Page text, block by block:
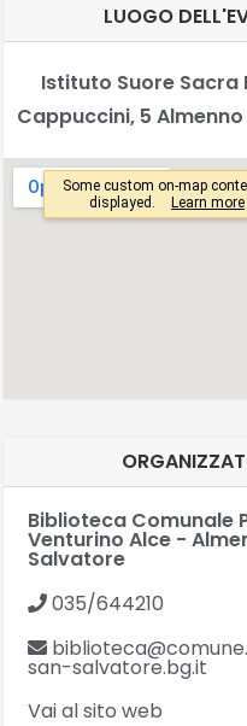
LUOGO
Istituto Suore Sacra
Cappuccini, 5
Biblioteca Comunale
Venturino Alce -
Salvatore
035/644210
san-salvatore.bg.it
Vai al sito web